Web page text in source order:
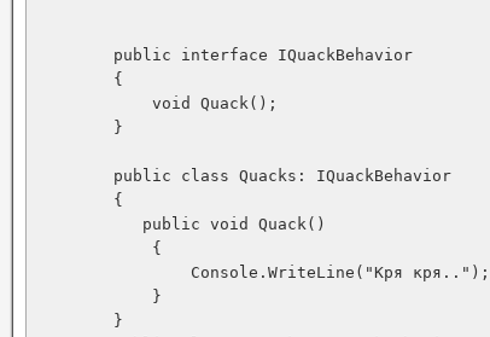
        public interface IQuackBehavior
        {
            void Quack();
        }
        public class Quacks: IQuackBehavior
        {
           public void Quack()
            {
Console.WriteLine("Кря
            }
        }